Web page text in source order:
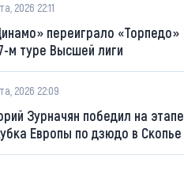
2026 22:11
переиграло «Торпедо»
м туре Высшей лиги
2026 22:09
Зурначян победил на этапе
Европы по дзюдо в Скопье